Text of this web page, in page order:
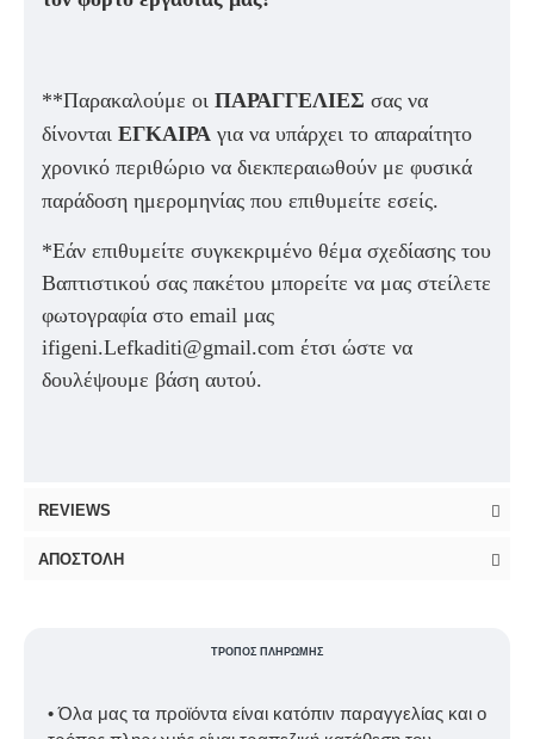
**Παρακαλούμε οι ΠΑΡΑΓΓΕΛΙΕΣ σας να
δίνονται ΕΓΚΑΙΡΑ για να υπάρχει το απαραίτητο
χρονικό περιθώριο να διεκπεραιωθούν με φυσικά
παράδοση ημερομηνίας που επιθυμείτε εσείς.
*Εάν επιθυμείτε συγκεκριμένο θέμα σχεδίασης του
Βαπτιστικού σας πακέτου μπορείτε να μας στείλετε
φωτογραφία στο email μας
ifigeni.Lefkaditi@gmail.com έτσι ώστε να
δουλέψουμε βάση αυτού.
REVIEWS
ΑΠΟΣΤΟΛΉ
ΤΡΌΠΟΣ ΠΛΗΡΩΜΉΣ
• Όλα μας τα προϊόντα είναι κατόπιν παραγγελίας και ο